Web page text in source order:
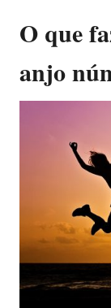
O que
anjo